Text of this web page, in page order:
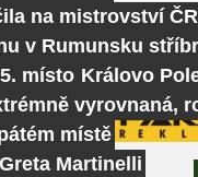
na mistrovství
v Rumunsku
místo Královo
vyrovnaná,
místě
Martinelli